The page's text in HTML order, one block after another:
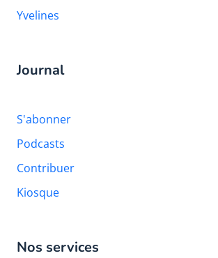
Yvelines
Journal
S'abonner
Podcasts
Contribuer
Kiosque
Nos services